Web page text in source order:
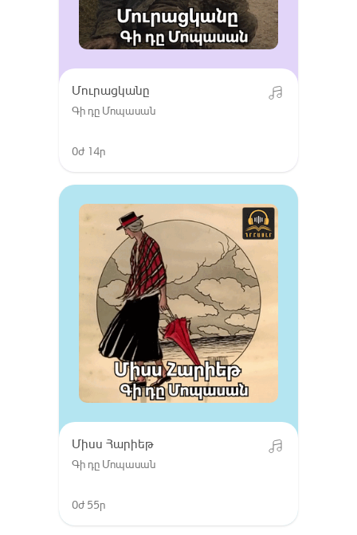
Մուրացկանը
Գի դը Մոպասան
0ժ 14ր
Միսս Հարիեթ
Գի դը Մոպասան
0ժ 55ր